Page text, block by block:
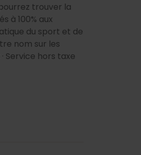
trouver la
à 100% aux
du sport et de
nom sur les
Service hors taxe